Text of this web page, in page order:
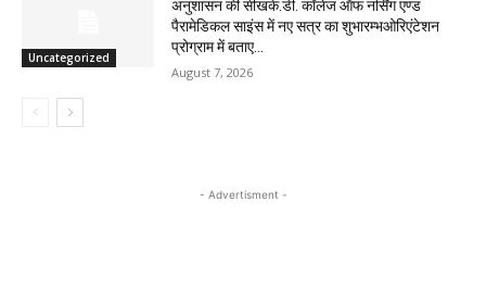
Uncategorized
अनुशासन की सीखके.डी. कॉलेज ऑफ नर्सिंग एण्ड
पैरामेडिकल साइंस में नए सत्र का शुभारम्भओरिएंटेशन
प्रोग्राम में बताए...
August 7, 2026
- Advertisment -